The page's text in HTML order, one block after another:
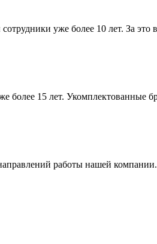
уже более 10 лет. За
15 лет. Укомплектованные
работы нашей